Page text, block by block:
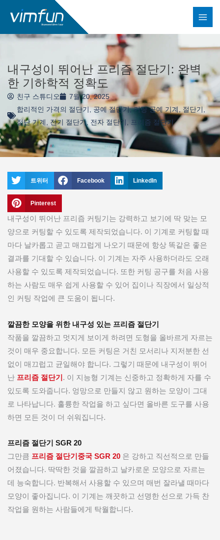
츠
내구성이 뛰어난 프리즘 절단기: 완벽
한 기하학적 정확도
친구 스튜디오
7월 20, 2025
합리적인 가격의 절단기,공예 절단기,커팅 공예 기계 절단기,
절단 기계
전기 절단기, 전자 절단기 프리즘 절단기
트위터 Facebook LinkedIn
Pinterest
내구성이 뛰어난 프리즘 커팅기는 강력하고 보기에 딱 맞는 모
양으로 커팅할 수 있도록 제작되었습니다. 이 기계로 커팅할 때
마다 날카롭고 곧고 매끄럽게 나오기 때문에 항상 똑같은 좋은
결과를 기대할 수 있습니다. 이 기계는 자주 사용하더라도 오래
사용할 수 있도록 제작되었습니다. 또한 커팅 공구를 처음 사용
하는 사람도 매우 쉽게 사용할 수 있어 집이나 직장에서 일상적
인 커팅 작업에 큰 도움이 됩니다.
깔끔한 모양을 위한 내구성 있는 프리즘 절단기
작품을 깔끔하고 멋지게 보이게 하려면 도형을 올바르게 자르는
것이 매우 중요합니다. 모든 커팅은 거친 모서리나 지저분한 선
없이 매끄럽고 균일해야 합니다. 그렇기 때문에 내구성이 뛰어
난 프리즘 절단기 . 이 지능형 기계는 신중하고 정확하게 자를 수
있도록 도와줍니다. 엉망으로 만들지 않고 원하는 모양이 그대
로 나타납니다. 훌륭한 작업을 하고 싶다면 올바른 도구를 사용
하면 모든 것이 더 쉬워집니다.
프리즘 절단기 SGR 20
그만큼 프리즘 절단기 중국 SGR 20 은 강하고 직선적으로 만들
어졌습니다. 딱딱한 것을 깔끔하고 날카로운 모양으로 자르는
데 능숙합니다. 반복해서 사용할 수 있으며 매번 잘라낼 때마다
모양이 좋아집니다. 이 기계는 깨끗하고 선명한 선으로 가득 찬
작업을 원하는 사람들에게 탁월합니다.